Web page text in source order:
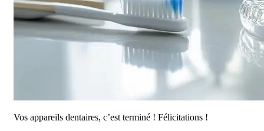
Vos appareils dentaires, c’est terminé ! Félicitations !